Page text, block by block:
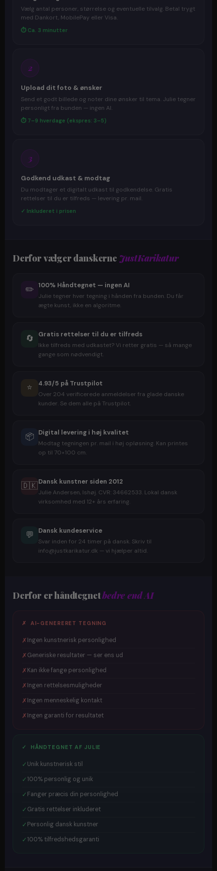
Vælg antal personer, størrelse og eventuelle tilvalg. Betal trygt
med Dankort, MobilePay eller Visa.
⏱ Ca. 3 minutter
2
Upload dit foto & ønsker
Send et godt billede og noter dine ønsker til tema. Julie tegner
personligt fra bunden — ingen AI.
⏱ 7–9 hverdage (ekspres: 3–5)
3
Godkend udkast & modtag
Du modtager et digitalt udkast til godkendelse. Gratis
rettelser til du er tilfreds — levering pr. mail.
✓ Inkluderet i prisen
Derfor vælger danskerne JustKarikatur
✏️ 100% Håndtegnet — ingen AI
Julie tegner hver tegning i hånden fra bunden. Du får
ægte kunst, ikke en algoritme.
🔄 Gratis rettelser til du er tilfreds
Ikke tilfreds med udkastet? Vi retter gratis — så mange
gange som nødvendigt.
⭐ 4.93/5 på Trustpilot
Over 204 verificerede anmeldelser fra glade danske
kunder. Se dem alle på Trustpilot.
📦 Digital levering i høj kvalitet
Modtag tegningen pr. mail i høj opløsning. Kan printes
op til 70×100 cm.
🇩🇰Dansk kunstner siden 2012
Julie Andersen, Ishøj. CVR: 34662533. Lokal dansk
virksomhed med 12+ års erfaring.
💬 Dansk kundeservice
Svar inden for 24 timer på dansk. Skriv til
info@justkarikatur.dk — vi hjælper altid.
Derfor er håndtegnetbedre end AI
✗ AI-GENERERET TEGNING
✗Ingen kunstnerisk personlighed
✗Generiske resultater — ser ens ud
✗Kan ikke fange personlighed
✗Ingen rettelsesmuligheder
✗Ingen menneskelig kontakt
✗Ingen garanti for resultatet
✓ HÅNDTEGNET AF JULIE
✓ Unik kunstnerisk stil
✓100% personlig og unik
✓Fanger præcis din personlighed
✓Gratis rettelser inkluderet
✓Personlig dansk kunstner
✓100% tilfredshedsgaranti